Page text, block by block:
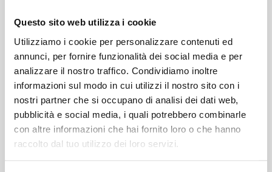
Questo sito web utilizza i cookie
Utilizziamo i cookie per personalizzare contenuti ed
annunci, per fornire funzionalità dei social media e per
analizzare il nostro traffico. Condividiamo inoltre
informazioni sul modo in cui utilizzi il nostro sito con i
nostri partner che si occupano di analisi dei dati web,
pubblicità e social media, i quali potrebbero combinarle
con altre informazioni che hai fornito loro o che hanno
raccolto dal tuo utilizzo dei loro servizi.
Serratura meccanica autobloccante a 3 punti di
chiusura
Serratura meccanica autobloccante a 5 punti di
chiusura
Serratura motorizzata a 3 punti di chiusura
Serratura da blindato